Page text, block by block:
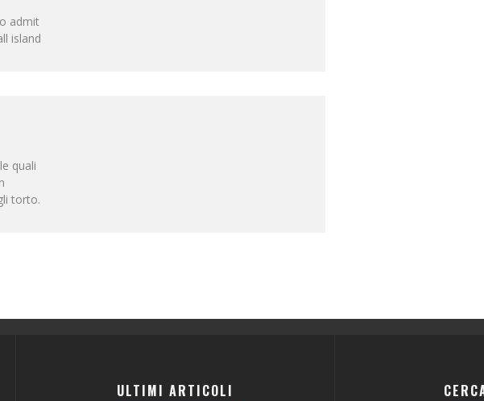
admit
island
quali
torto.
ULTIMI ARTICOLI